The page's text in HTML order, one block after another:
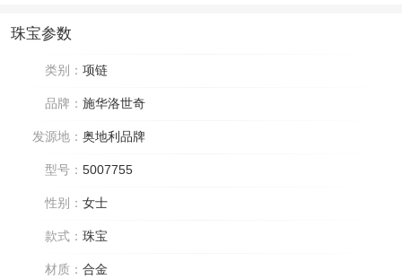
珠宝参数
类别： 项链
品牌： 施华洛世奇
发源地： 奥地利品牌
型号： 5007755
性别： 女士
款式： 珠宝
材质： 合金